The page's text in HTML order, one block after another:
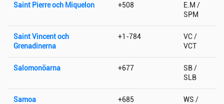
Saint Pierre och Miquelon +508
E.M /
SPM
Saint Vincent och
Grenadinerna
+1-784
VC /
VCT
Salomonöarna +677
SB /
SLB
Samoa +685
WS /